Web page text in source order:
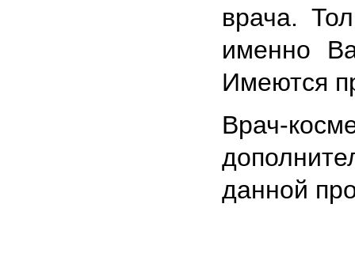
врача.
именно
Имеются
Врач-
данной